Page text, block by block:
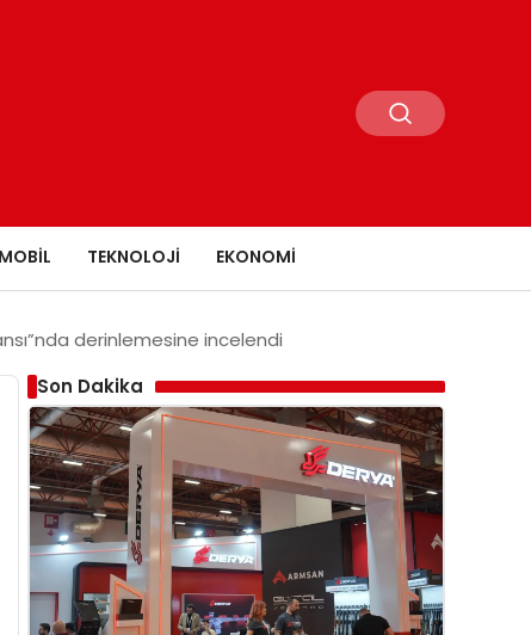
TEKNOLOJI EKONOMI
derinlemesine incelendi
Son Dakika